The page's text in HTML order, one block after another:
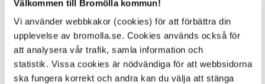
Välkommen till Bromölla kommun!
Vi använder webbkakor (cookies) för att förbättra din
upplevelse av bromolla.se. Cookies används också för
att analysera vår trafik, samla information och
statistik. Vissa cookies är nödvändiga för att webbsidorna
ska fungera korrekt och andra kan du välja att stänga
För frånkopplad anläggning där BEVABs anläggning
inklusive servis fortfarande finns kvar utgår
anslutningsavgift med den faktiska kostnaden men med
minst (Schablonkostnad 2.500 kr/lägenhet och
5.500kr/villa inkl. moms)